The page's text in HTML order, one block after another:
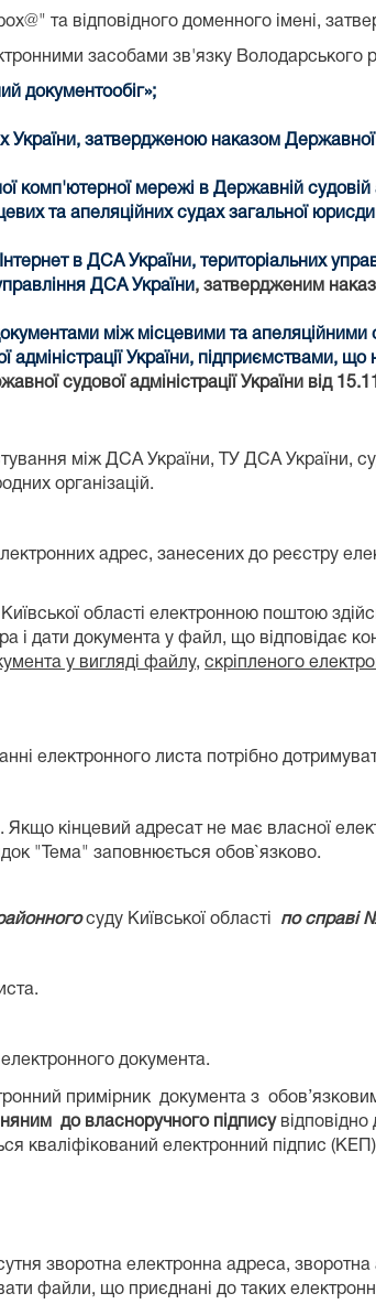
та відповідного доменного імені,
засобами зв'язку Володарського
документообіг»;
України, затвердженою наказом Державної
мережі в Державній судовій
та апеляційних судах загальної
в ДСА України, територіальних
ДСА України, затвердженим
між місцевими та
адміністрації України, підприємствами,
судової адміністрації України від
між ДСА України, ТУ ДСА України,
організацій.
адрес, занесених до реєстру
області електронною поштою
і дати документа у файл, що відповідає
у вигляді файлу, скріпленого
електронного листа потрібно
. Якщо кінцевий адресат не має власної
"Тема" заповнюється обов`язково.
суду Київської області по справі
документа.
примірник документа з
до власноручного підписувідповідно
кваліфікований електронний підпис
зворотна електронна адреса,
файли, що приєднані до таких